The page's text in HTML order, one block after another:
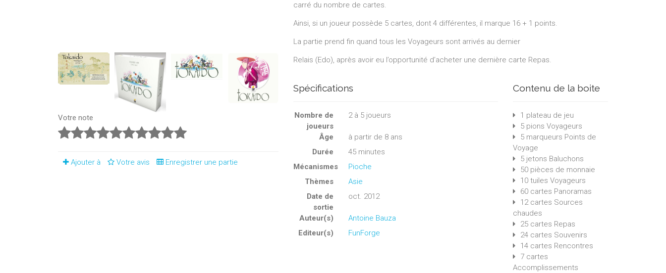
Votre note
Ajouter à Votre avis Enregistrer une partie
carré du nombre de cartes.
Ainsi, si un joueur possède 5 cartes, dont 4 différentes, il marque 16 + 1 points.
La partie prend fin quand tous les Voyageurs sont arrivés au dernier
Relais (Edo), après avoir eu l’opportunité d’acheter une dernière carte Repas.
Spécifications
Nombre de
joueurs
2à 5joueurs
Âge
à partir de 8 ans
Durée
45 minutes
Mécanismes
Pioche
Thèmes
Asie
Date de
sortie
oct. 2012
Auteur(s)
Antoine Bauza
Editeur(s)
FunForge
Contenu de la boite
1 plateau de jeu
5 pions Voyageurs
5 marqueurs Points de
Voyage
5 jetons Baluchons
50 pièces de monnaie
10 tuiles Voyageurs
60 cartes Panoramas
12 cartes Sources
chaudes
25 cartes Repas
24 cartes Souvenirs
14 cartes Rencontres
7 cartes
Accomplissements